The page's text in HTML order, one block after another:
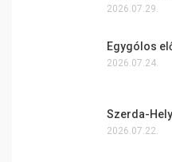
2026.07.29.
Egygólos
2026.07.24.
Szerda-
2026.07.22.